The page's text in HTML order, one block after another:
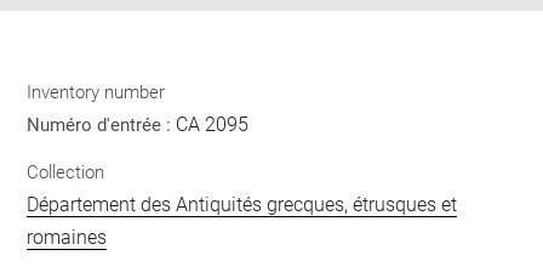
Inventory number
Numéro d'entrée : CA 2095
Collection
Département des Antiquités grecques, étrusques et
romaines